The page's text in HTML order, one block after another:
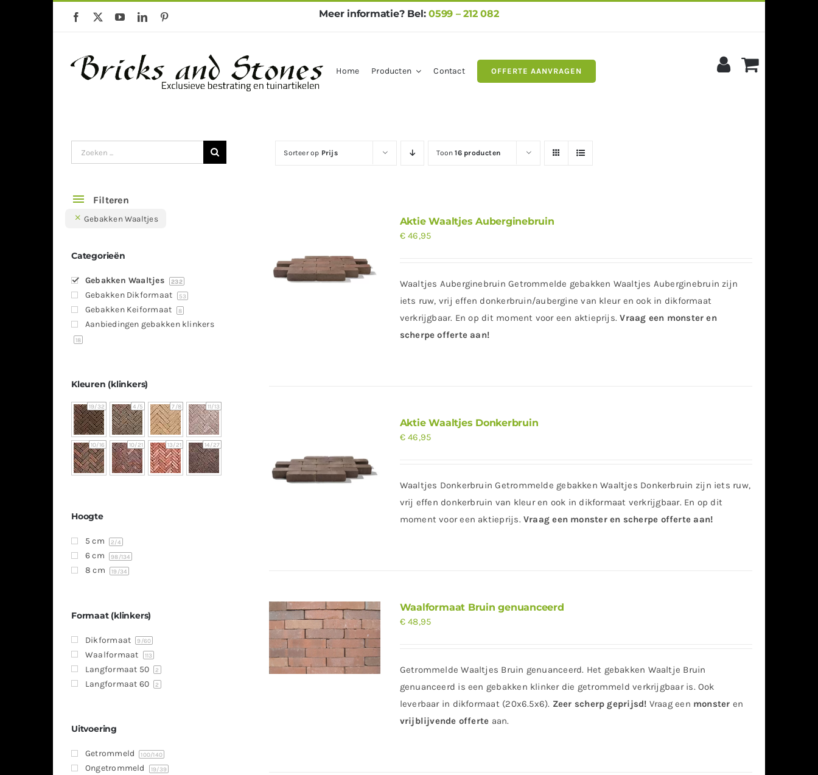
Meer informatie? Bel:0599 – 212 082
Home Producten Contact OFFERTE AANVRAGEN
Sorteer op Prijs Toon16 producten
Aktie Waaltjes Auberginebruin
€46,95
Waaltjes Auberginebruin Getrommelde gebakken Waaltjes Auberginebruin zijn
iets ruw, vrij effen donkerbruin/aubergine van kleur en ook in dikformaat
verkrijgbaar. En op dit moment voor een aktieprijs.Vraag een monster en
scherpe offerte aan!
Aktie Waaltjes Donkerbruin
€46,95
Waaltjes Donkerbruin Getrommelde gebakken Waaltjes Donkerbruin zijn iets ruw,
vrij effen donkerbruin van kleur en ook in dikformaat verkrijgbaar. En op dit
moment voor een aktieprijs. Vraag een monster en scherpe offerte aan!
Waalformaat Bruin genuanceerd
€48,95
Getrommelde Waaltjes Bruin genuanceerd. Het gebakken Waaltje Bruin
genuanceerd is een gebakken klinker die getrommeld verkrijgbaar is. Ook
leverbaar in dikformaat (20x6.5x6). Zeer scherp geprijsd! Vraag een monster en
vrijblijvende offerte aan.
Zoeken
naar:
Filteren
Gebakken Waaltjes
Categorieën
Gebakken Waaltjes 232
Gebakken Dikformaat 53
Gebakken Keiformaat 8
Aanbiedingen gebakken klinkers
18
Kleuren (klinkers)
19/32 4 /5 7/8 11/13
10/16 10/21 13/21 14/27
Hoogte
5 cm 2/4
6 cm 98/134
8 cm 19 /34
Formaat (klinkers)
Dikformaat 9 /60
Waalformaat 113
Langformaat 50 2
Langformaat 60 2
Uitvoering
Getrommeld 100/140
Ongetrommeld 19/39